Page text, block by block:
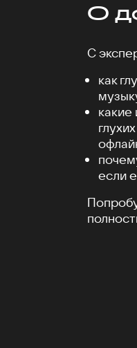
О
С
как
если